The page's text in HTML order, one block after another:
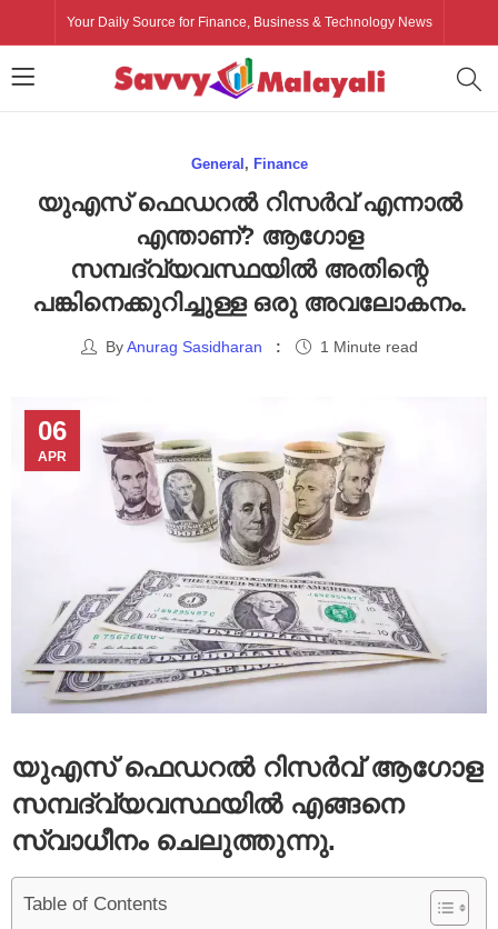
Your Daily Source for Finance, Business & Technology News
General , Finance
യുഎസ് ഫെഡറൽ റിസർവ് എന്നാൽ
എന്താണ്? ആഗോള
സമ്പദ്‌വ്യവസ്ഥയിൽ അതിന്റെ
പങ്കിനെക്കുറിച്ചുള്ള ഒരു അവലോകനം.
ByAnurag Sasidharan 1 Minute read
06
APR
യുഎസ് ഫെഡറൽ റിസർവ് ആഗോള
സമ്പദ്‌വ്യവസ്ഥയിൽ എങ്ങനെ
സ്വാധീനം ചെലുത്തുന്നു.
Table of Contents